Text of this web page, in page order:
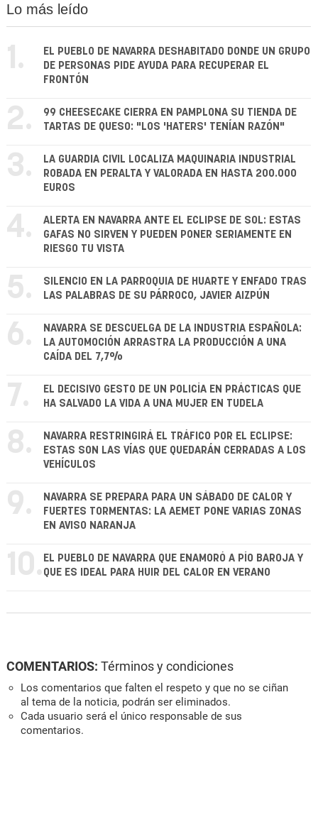
Lo más leído
1.
EL PUEBLO DE NAVARRA DESHABITADO DONDE UN GRUPO
DE PERSONAS PIDE AYUDA PARA RECUPERAR EL
FRONTÓN
2.
99 CHEESECAKE CIERRA EN PAMPLONA SU TIENDA DE
TARTAS DE QUESO: "LOS 'HATERS' TENÍAN RAZÓN"
3.
LA GUARDIA CIVIL LOCALIZA MAQUINARIA INDUSTRIAL
ROBADA EN PERALTA Y VALORADA EN HASTA 200.000
EUROS
4.
ALERTA EN NAVARRA ANTE EL ECLIPSE DE SOL: ESTAS
GAFAS NO SIRVEN Y PUEDEN PONER SERIAMENTE EN
RIESGO TU VISTA
5.
SILENCIO EN LA PARROQUIA DE HUARTE Y ENFADO TRAS
LAS PALABRAS DE SU PÁRROCO, JAVIER AIZPÚN
6.
NAVARRA SE DESCUELGA DE LA INDUSTRIA ESPAÑOLA:
LA AUTOMOCIÓN ARRASTRA LA PRODUCCIÓN A UNA
CAÍDA DEL 7,7%
7.
EL DECISIVO GESTO DE UN POLICÍA EN PRÁCTICAS QUE
HA SALVADO LA VIDA A UNA MUJER EN TUDELA
8.
NAVARRA RESTRINGIRÁ EL TRÁFICO POR EL ECLIPSE:
ESTAS SON LAS VÍAS QUE QUEDARÁN CERRADAS A LOS
VEHÍCULOS
9.
NAVARRA SE PREPARA PARA UN SÁBADO DE CALOR Y
FUERTES TORMENTAS: LA AEMET PONE VARIAS ZONAS
EN AVISO NARANJA
10. EL PUEBLO DE NAVARRA QUE ENAMORÓ A PÍO BAROJA Y
QUE ES IDEAL PARA HUIR DEL CALOR EN VERANO
COMENTARIOS: Términos y condiciones
Los comentarios que falten el respeto y que no se ciñan
al tema de la noticia, podrán ser eliminados.
Cada usuario será el único responsable de sus
comentarios.